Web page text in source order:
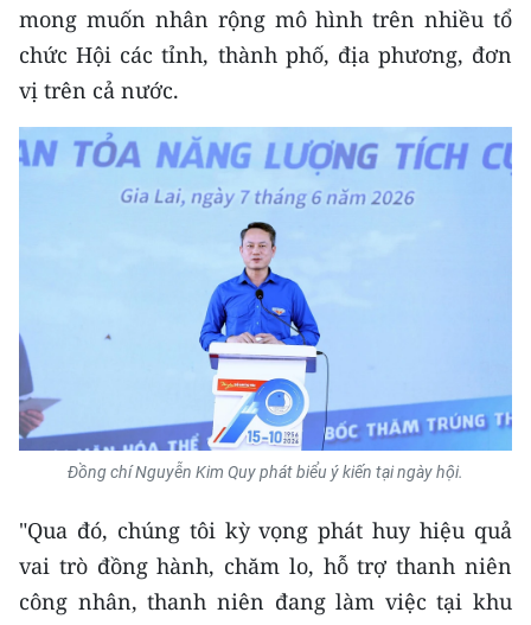
mong muốn nhân rộng mô hình trên nhiều tổ
chức Hội các tỉnh, thành phố, địa phương, đơn
vị trên cả nước.
Đồng chí Nguyễn Kim Quy phát biểu ý kiến tại ngày hội.
"Qua đó, chúng tôi kỳ vọng phát huy hiệu quả
vai trò đồng hành, chăm lo, hỗ trợ thanh niên
công nhân, thanh niên đang làm việc tại khu